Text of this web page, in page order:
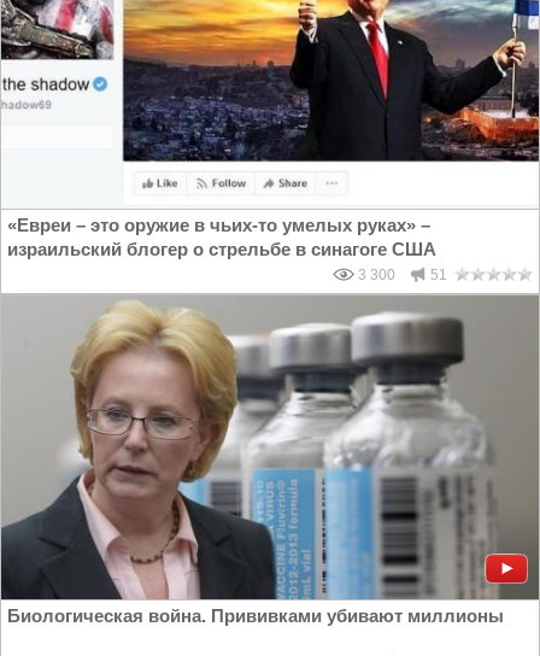
«Евреи – это оружие в чьих-то умелых руках» –
израильский блогер о стрельбе в синагоге США
3 300 51
Биологическая война. Прививками убивают миллионы